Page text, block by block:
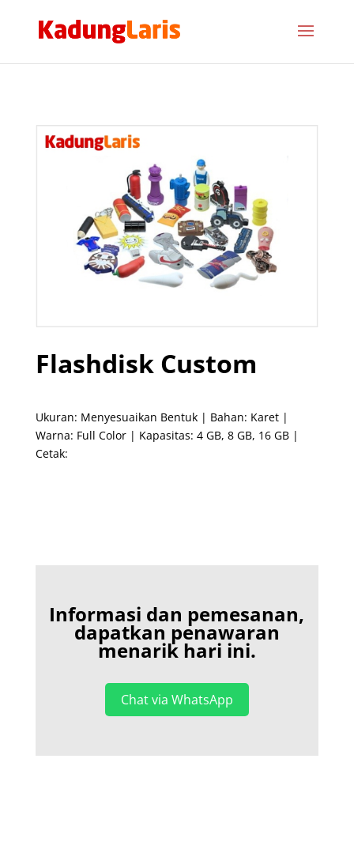
Flashdisk Custom
Ukuran: Menyesuaikan Bentuk | Bahan: Karet |
Warna: Full Color | Kapasitas: 4 GB, 8 GB, 16 GB |
Cetak:
Informasi dan pemesanan,
dapatkan penawaran
menarik hari ini.
Chat via WhatsApp